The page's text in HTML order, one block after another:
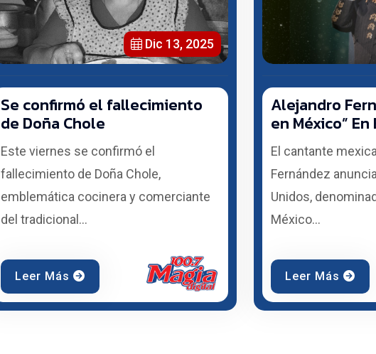
Dic 13, 2025
Se confirmó el fallecimiento
de Doña Chole
Este viernes se confirmó el
fallecimiento de Doña Chole,
emblemática cocinera y comerciante
del tradicional...
Leer Más
Alejandro
en México” En
El cantante
Fernández
Unidos,
México...
Leer Más